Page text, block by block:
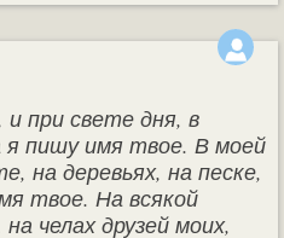
при свете дня, в
я пишу имя твое. В моей
на деревьях, на песке,
твое. На всякой
челах друзей моих,